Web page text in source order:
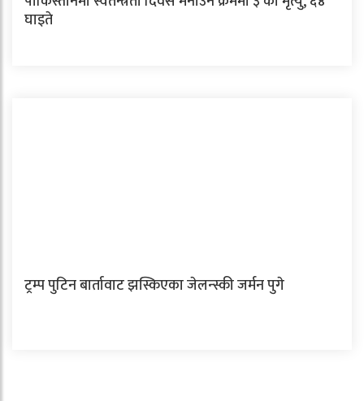
घाइते
ट्रम्प पुटिन बार्तावाट झस्किएका जेलन्स्की जर्मन पुगे